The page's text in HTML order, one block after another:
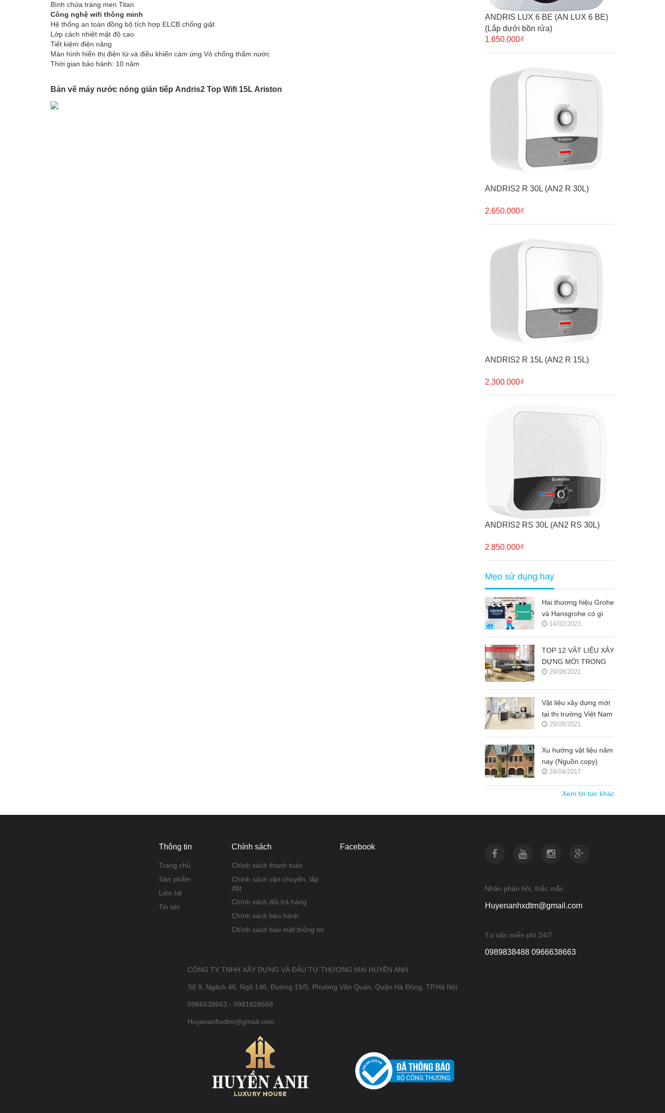
Bình chứa tráng men Titan
Công nghệ wifi thông minh
Hệ thống an toàn đồng bộ tích hợp ELCB chống giật
Lớp cách nhiệt mật độ cao
Tiết kiệm điện năng
Màn hình hiển thị điện tử và điều khiển cảm ứng Vỏ chống thấm nước
Thời gian bảo hành: 10 năm
Bản vẽ máy nước nóng gián tiếp Andris2 Top Wifi 15L Ariston
ANDRIS LUX 6 BE (AN LUX 6 BE)
(Lắp dưới bồn rửa)
1.650.000₫
ANDRIS2 R 30L (AN2 R 30L)
2.650.000₫
ANDRIS2 R 15L (AN2 R 15L)
2.300.000₫
ANDRIS2 RS 30L (AN2 RS 30L)
2.850.000₫
Mẹo sử dụng hay
Hai thương hiệu Grohe
và Hansgrohe có gì
khác nhau ???
14/02/2023
TOP 12 VẬT LIỆU XÂY
DỰNG MỚI TRONG
KIẾN TRÚC 2021-
29/08/2021
Vật liệu xây dựng mới
tại thị trường Việt Nam
(Nguồn copy)
29/08/2021
Xu hướng vật liệu năm
nay (Nguồn copy)
24/04/2017
Xem tin tức khác
Thông tin
Trang chủ
Sản phẩm
Liên hệ
Tin tức
Chính sách
Chính sách thanh toán
Chính sách vận chuyển, lắp
đặt
Chính sách đổi trả hàng
Chính sách bảo hành
Chính sách bảo mật thông tin
Facebook
CÔNG TY TNHH XÂY DỰNG VÀ ĐẦU TƯ THƯƠNG MẠI HUYỀN ANH
Số 9, Ngách 46, Ngõ 146, Đường 19/5, Phường Văn Quán, Quận Hà Đông, TP.Hà Nội
0966638663 - 0981828668
Huyenanhxdtm@gmail.com
Nhận phản hồi, thắc mắc
Huyenanhxdtm@gmail.com
Tư vấn miễn phí 24/7
0989838488 0966638663